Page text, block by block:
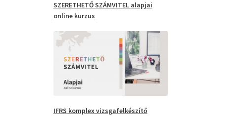
SZERETHETŐ SZÁMVITEL alapjai
online kurzus
IFRS komplex vizsgafelkészítő